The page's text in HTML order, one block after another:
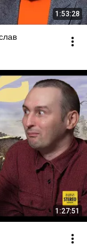
1:53:28
1:27:51